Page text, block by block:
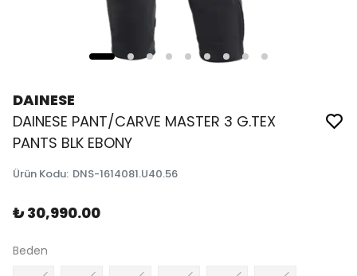
DAINESE
DAINESE PANT/CARVE MASTER 3 G.TEX
PANTS BLK EBONY
Ürün Kodu: DNS-1614081.U40.56
₺ 30,990.00
Beden